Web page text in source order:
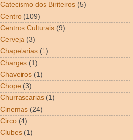
Catecismo dos Biriteiros (5)
Centro (109)
Centros Culturais (9)
Cerveja (3)
Chapelarias (1)
Charges (1)
Chaveiros (1)
Chope (3)
Churrascarias (1)
Cinemas (24)
Circo (4)
Clubes (1)